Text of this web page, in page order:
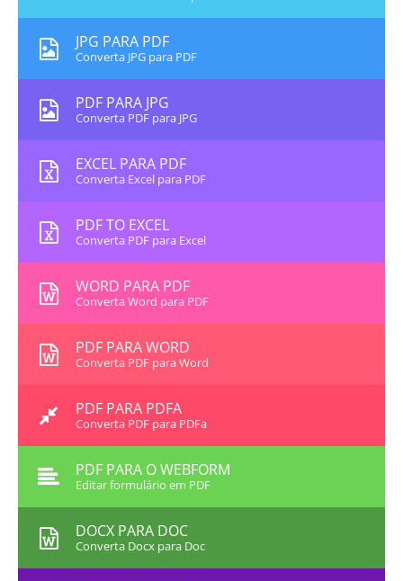
JPG PARA PDF
Converta JPG para PDF
PDF PARA JPG
Converta PDF para JPG
EXCEL PARA PDF
Converta Excel para PDF
PDF TO EXCEL
Converta PDF para Excel
WORD PARA PDF
Converta Word para PDF
PDF PARA WORD
Converta PDF para Word
PDF PARA PDFA
Converta PDF para PDFa
PDF PARA O WEBFORM
Editar formulário em PDF
DOCX PARA DOC
Converta Docx para Doc